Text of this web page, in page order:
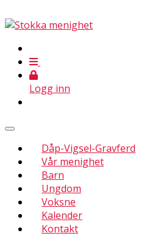
Logg inn
Dåp-Vigsel-Gravferd
Vår menighet
Barn
Ungdom
Voksne
Kalender
Kontakt